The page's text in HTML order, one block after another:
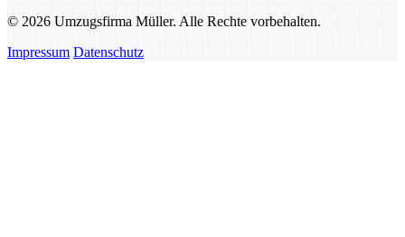
© 2026 Umzugsfirma Müller. Alle Rechte vorbehalten.
Impressum Datenschutz